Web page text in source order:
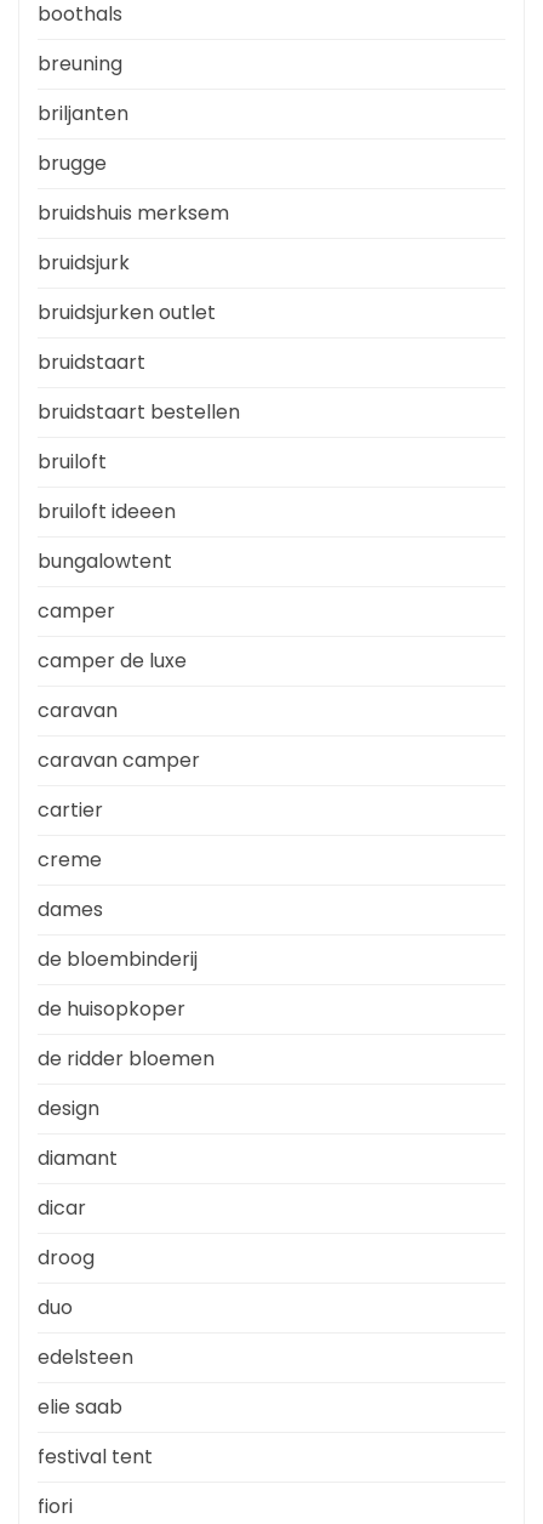
boothals
breuning
briljanten
brugge
bruidshuis merksem
bruidsjurk
bruidsjurken outlet
bruidstaart
bruidstaart bestellen
bruiloft
bruiloft ideeen
bungalowtent
camper
camper de luxe
caravan
caravan camper
cartier
creme
dames
de bloembinderij
de huisopkoper
de ridder bloemen
design
diamant
dicar
droog
duo
edelsteen
elie saab
festival tent
fiori